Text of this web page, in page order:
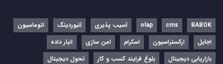
BABOK
cms
olap آسیب پذیری آنبوردینگ
اتوماسیون
اجایل
ارکستراسیون اسکرام امن سازی
انبار داده
بازاریابی دیجیتال
بلوغ فرایند کسب و کار
تحول دیجیتال